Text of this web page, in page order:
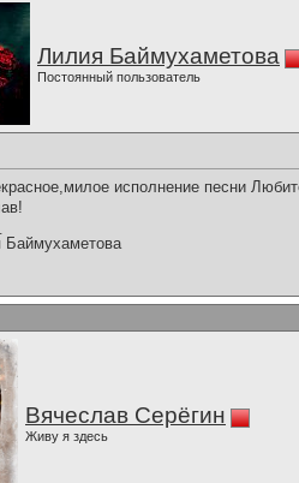
Лилия Баймухаметова
Постоянный пользователь
исполнение песни
Вячеслав Серёгин
Живу я здесь